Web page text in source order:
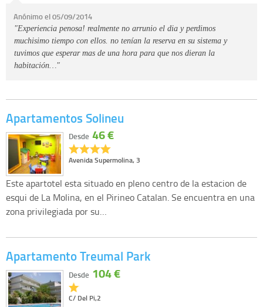
Anónimo el 05/09/2014
"Experiencia penosa! realmente no arrunio el dia y perdimos
muchisimo tiempo con ellos. no tenían la reserva en su sistema y
tuvimos que esperar mas de una hora para que nos dieran la
habitación…"
Apartamentos Solineu
Avenida Supermolina, 3
Desde 46 €
Este apartotel esta situado en pleno centro de la estacion de
esqui de La Molina, en el Pirineo Catalan. Se encuentra en una
zona privilegiada por su…
Apartamento Treumal Park
C/ Del Pi,2
Desde 104 €